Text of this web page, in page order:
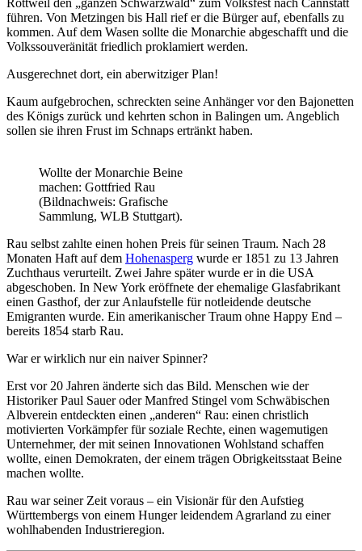
führen. Von Metzingen bis Hall rief er die Bürger auf, ebenfalls zu
kommen. Auf dem Wasen sollte die Monarchie abgeschafft und die
Volkssouveränität friedlich proklamiert werden.
Ausgerechnet dort, ein aberwitziger Plan!
Kaum aufgebrochen, schreckten seine Anhänger vor den Bajonetten
des Königs zurück und kehrten schon in Balingen um. Angeblich
sollen sie ihren Frust im Schnaps ertränkt haben.
Wollte der Monarchie Beine
machen: Gottfried Rau
(Bildnachweis: Grafische
Sammlung, WLB Stuttgart).
Rau selbst zahlte einen hohen Preis für seinen Traum. Nach 28
Monaten Haft auf dem Hohenasperg wurde er 1851 zu 13 Jahren
Zuchthaus verurteilt. Zwei Jahre später wurde er in die USA
abgeschoben. In New York eröffnete der ehemalige Glasfabrikant
einen Gasthof, der zur Anlaufstelle für notleidende deutsche
Emigranten wurde. Ein amerikanischer Traum ohne Happy End –
bereits 1854 starb Rau.
War er wirklich nur ein naiver Spinner?
Erst vor 20 Jahren änderte sich das Bild. Menschen wie der
Historiker Paul Sauer oder Manfred Stingel vom Schwäbischen
Albverein entdeckten einen „anderen“ Rau: einen christlich
motivierten Vorkämpfer für soziale Rechte, einen wagemutigen
Unternehmer, der mit seinen Innovationen Wohlstand schaffen
wollte, einen Demokraten, der einem trägen Obrigkeitsstaat Beine
machen wollte.
Rau war seiner Zeit voraus – ein Visionär für den Aufstieg
Württembergs von einem Hunger leidendem Agrarland zu einer
wohlhabenden Industrieregion.